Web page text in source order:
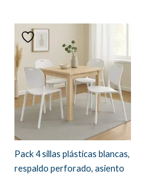
Pack 4 sillas plásticas blancas,
respaldo perforado, asiento